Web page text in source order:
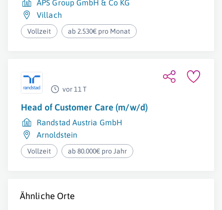
APS Group GmbH & Co KG
Villach
Vollzeit ab 2.530€ pro Monat
vor 11 T
Head of Customer Care (m/w/d)
Randstad Austria GmbH
Arnoldstein
Vollzeit ab 80.000€ pro Jahr
Ähnliche Orte